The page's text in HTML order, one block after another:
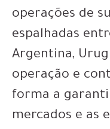
operações de
espalhadas
Argentina,
operação e
forma a
mercados e as